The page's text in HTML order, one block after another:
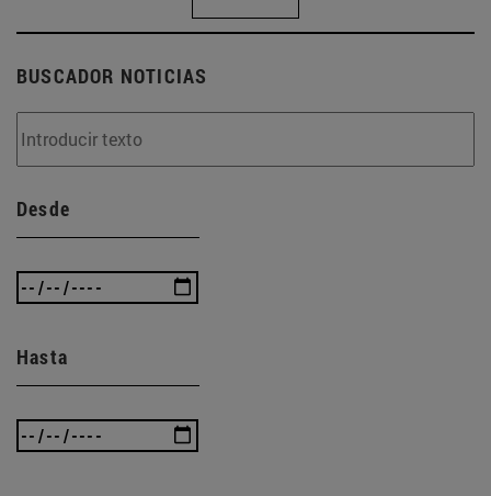
BUSCADOR NOTICIAS
Desde
Hasta